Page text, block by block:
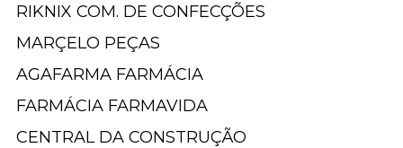
RIKNIX COM. DE CONFECÇÕES
MARÇELO PEÇAS
AGAFARMA FARMÁCIA
FARMÁCIA FARMAVIDA
CENTRAL DA CONSTRUÇÃO